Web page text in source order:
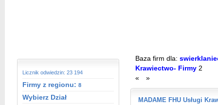
Licznik odwiedzin: 23 194
Firmy z regionu: 8
Wybierz Dział
Baza firm dla:
Krawiectwo- Firmy 2
«
»
MADAME FHU Usługi